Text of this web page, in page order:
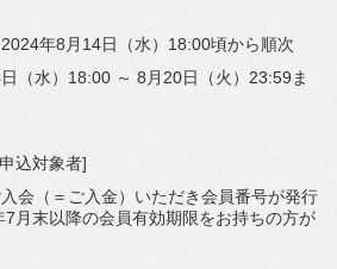
年8月14日（水）18:00頃から順次
（水）18:00 ～ 8月20日（火）23:59ま
込対象者]
会（＝ご入金）いただき会員番号が発行
月末以降の会員有効期限をお持ちの方が